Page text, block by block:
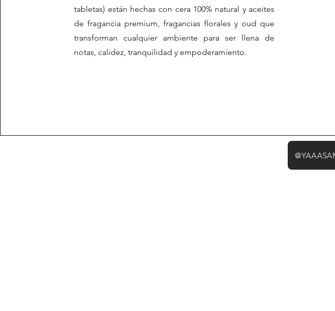
tabletas) están hechas con cera 100% natural y aceites
de fragancia premium, fragancias florales y oud que
transforman cualquier ambiente para ser llena de
notas, calidez, tranquilidad y empoderamiento.